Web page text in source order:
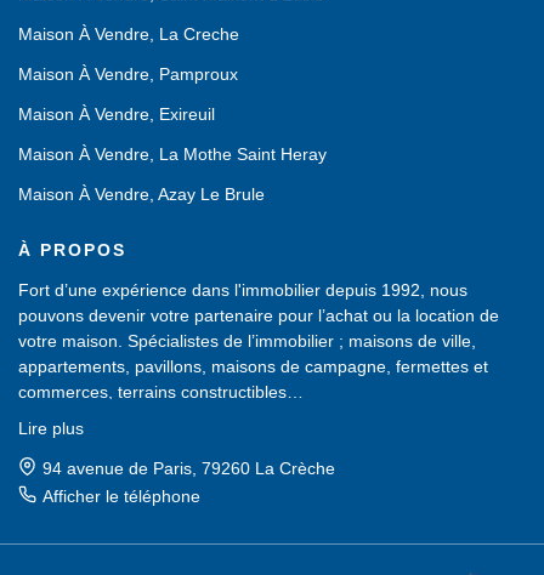
Maison À Vendre, La Creche
Maison À Vendre, Pamproux
Maison À Vendre, Exireuil
Maison À Vendre, La Mothe Saint Heray
Maison À Vendre, Azay Le Brule
À PROPOS
Fort d’une expérience dans l'immobilier depuis 1992, nous
pouvons devenir votre partenaire pour l’achat ou la location de
votre maison. Spécialistes de l’immobilier ; maisons de ville,
appartements, pavillons, maisons de campagne, fermettes et
commerces, terrains constructibles…
renouvelé, dans les Deux-Sèvres (79).
Une équipe de professionnels est à votre service pour vous aider
dans votre recherche d'achat ou de location et vous proposer des
Un accueil chaleureux vous sera réservé. N'hésitez pas à venir
dans notre agence, nous saurons vous conseiller et vous guider
Lire plus
1 route de Pamproux, 79800 La Mothe-Saint-Héray
Afficher le téléphone